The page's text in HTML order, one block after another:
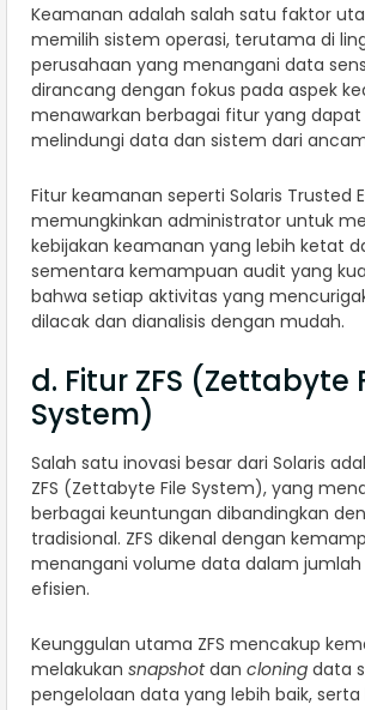
Keamanan adalah salah satu faktor
memilih sistem operasi, terutama di
perusahaan yang menangani data
dirancang dengan fokus pada aspek
menawarkan berbagai fitur yang
melindungi data dan sistem dari
Fitur keamanan seperti Solaris Trusted
memungkinkan administrator untuk
kebijakan keamanan yang lebih ketat
sementara kemampuan audit yang
bahwa setiap aktivitas yang
dilacak dan dianalisis dengan mudah.
d. Fitur ZFS (Zettabyte
System)
Salah satu inovasi besar dari Solaris
ZFS (Zettabyte File System), yang
berbagai keuntungan dibandingkan
tradisional. ZFS dikenal dengan
menangani volume data dalam jumlah
efisien.
Keunggulan utama ZFS mencakup
melakukan snapshotdan cloning data
pengelolaan data yang lebih baik,